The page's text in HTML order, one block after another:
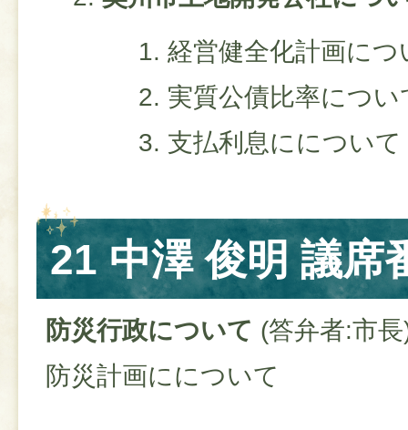
経営健全化計画につ
実質公債比率につい
支払利息にについて
21 中澤 俊明 議席
防災行政について (答弁者:市
防災計画にについて